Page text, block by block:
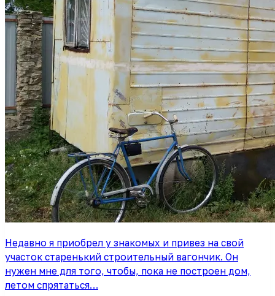
Недавно я приобрел у знакомых и привез на свой
участок старенький строительный вагончик. Он
нужен мне для того, чтобы, пока не построен дом,
летом спрятаться…